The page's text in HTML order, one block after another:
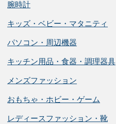
腕時計
キッズ・ベビー・マタニティ
パソコン・周辺機器
キッチン用品・食器・調理器具
メンズファッション
おもちゃ・ホビー・ゲーム
レディースファッション・靴